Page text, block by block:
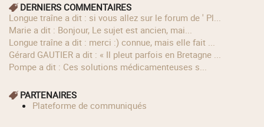
DERNIERS COMMENTAIRES
longue traîne a dit : si vous allez sur le forum de ' Pl...
Marie a dit : Bonjour, Le sujet est ancien, mai...
longue traîne a dit : merci :) connue, mais elle fait ...
Gérard GAUTIER a dit : « Il pleut parfois en Bretagne ...
Pompe a dit : Ces solutions médicamenteuses s...
PARTENAIRES
Plateforme de communiqués